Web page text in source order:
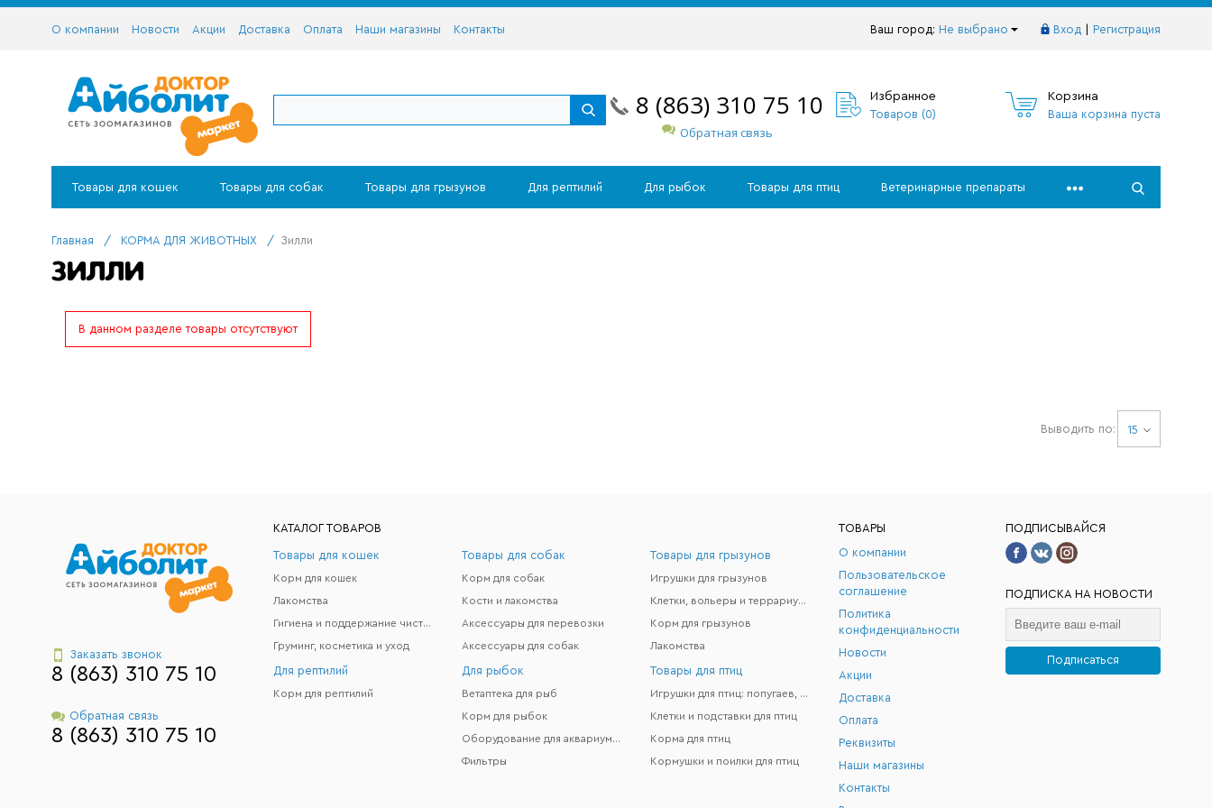
Ваш город: Не выбрано Вход Регистрация
О компании Новости Акции Доставка Оплата Наши магазины Контакты
8 (863) 310 75 10
Обратная связь
Избранное
Товаров (0)
Корзина
Ваша корзина пуста
Товары для кошек Товары для собак Товары для грызунов Для рептилий Для рыбок Товары для птиц Ветеринарные препараты
Главная / КОРМА ДЛЯ ЖИВОТНЫХ / Зилли
ЗИЛЛИ
В данном разделе товары отсутствуют
Выводить по: 15
Заказать звонок
8 (863) 310 75 10
Обратная связь
8 (863) 310 75 10
КАТАЛОГ ТОВАРОВ
Товары для кошек
Корм для кошек
Лакомства
Гигиена и поддержание чистоты
Груминг, косметика и уход
Товары для собак
Корм для собак
Кости и лакомства
Аксессуары для перевозки
Аксессуары для собак
Товары для грызунов
Игрушки для грызунов
Клетки, вольеры и террариумы
Корм для грызунов
Лакомства
Для рептилий
Корм для рептилий
Для рыбок
Ветаптека для рыб
Корм для рыбок
Оборудование для аквариумов
Фильтры
Товары для птиц
Игрушки для птиц: попугаев, канареек и др.
Клетки и подставки для птиц
Корма для птиц
Кормушки и поилки для птиц
ТОВАРЫ
О компании
Пользовательское
соглашение
Политика
конфиденциальности
Новости
Акции
Доставка
Оплата
Реквизиты
Наши магазины
Контакты
ПОДПИСЫВАЙСЯ
ПОДПИСКА НА НОВОСТИ
Подписаться